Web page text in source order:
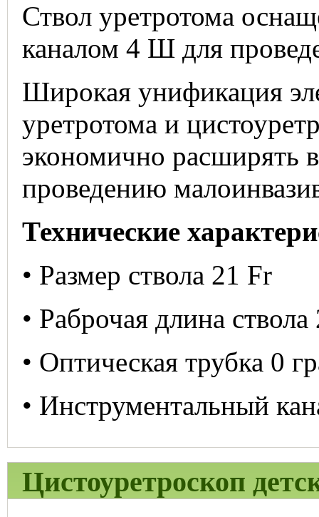
Ствол уретротома
каналом 4 Ш для
Широкая унификация
уретротома и
экономично расширять
проведению
Технические
• Размер ствола 21 Fr
• Раброчая длина
• Оптическая трубка 0
• Инструментальный
Цистоуретроскоп